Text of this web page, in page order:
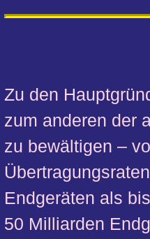
Zu den
zum anderen der
zu bewältigen –
Endgeräten als
50 Milliarden